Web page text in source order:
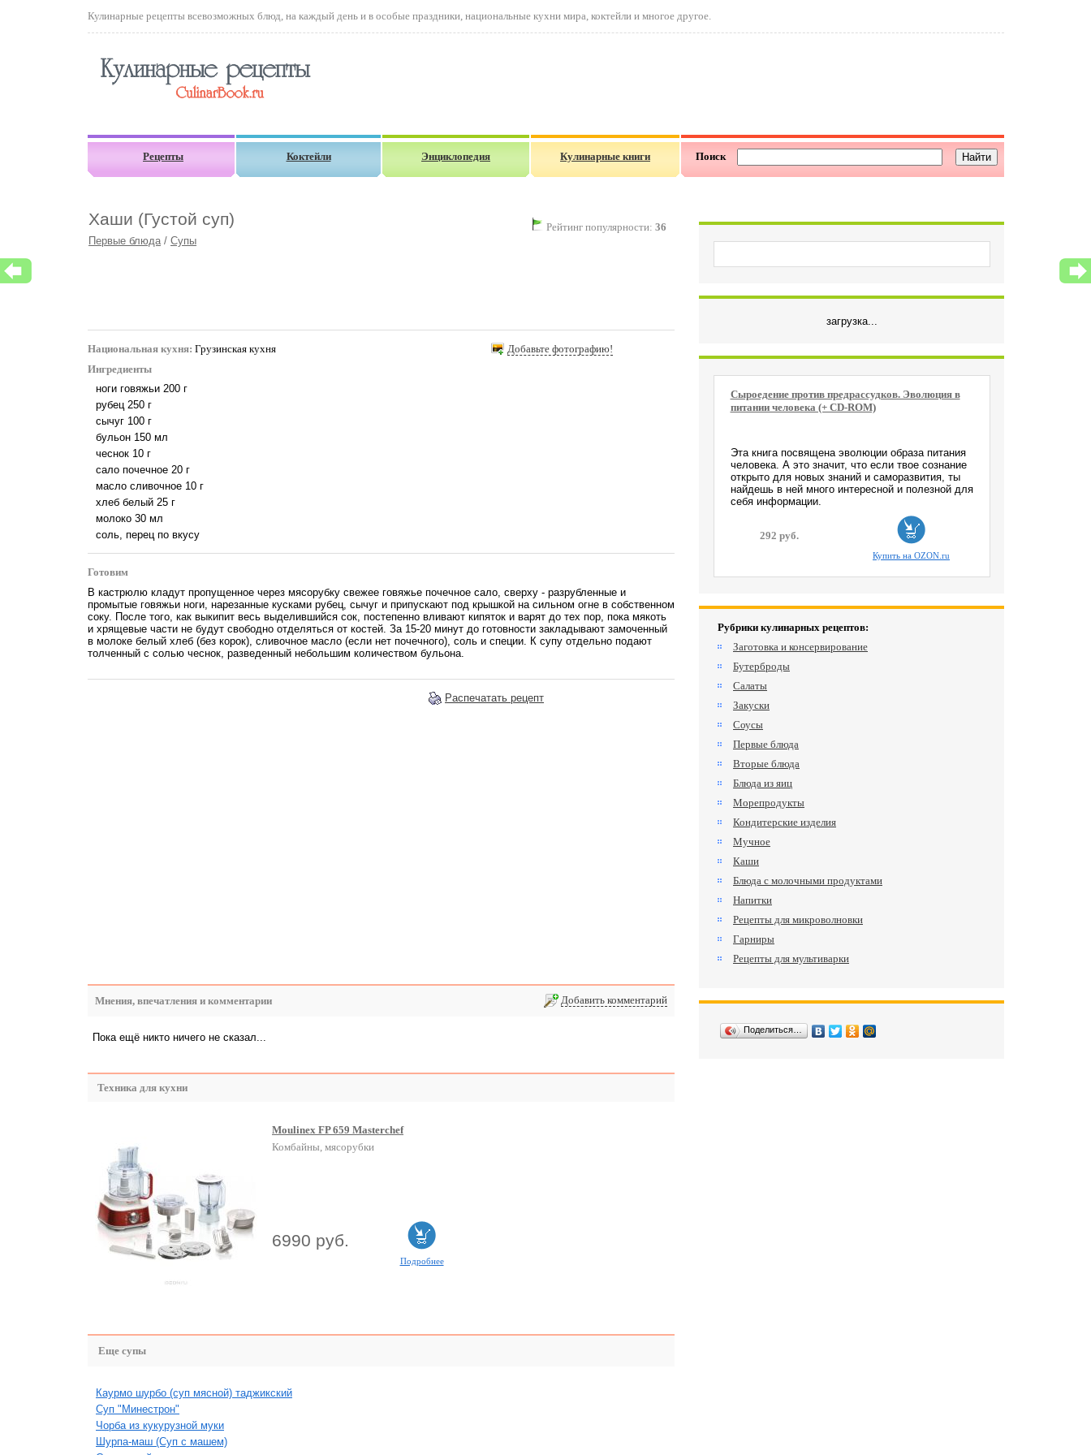
Кулинарные рецепты всевозможных блюд, на каждый день и в особые праздники, национальные кухни мира, коктейли и многое другое.
Рецепты Коктейли Энциклопедия Кулинарные книги Поиск
Хаши (Густой суп)
Первые блюда/ Супы
Рейтинг популярности: 36
Национальная кухня: Грузинская кухня
Ингредиенты
ноги говяжьи 200 г
рубец 250 г
сычуг 100 г
бульон 150 мл
чеснок 10 г
сало почечное 20 г
масло сливочное 10 г
хлеб белый 25 г
молоко 30 мл
соль, перец по вкусу
Добавьте фотографию!
Готовим
В кастрюлю кладут пропущенное через мясорубку свежее говяжье почечное сало, сверху - разрубленные и
промытые говяжьи ноги, нарезанные кусками рубец, сычуг и припускают под крышкой на сильном огне в собственном
соку. После того, как выкипит весь выделившийся сок, постепенно вливают кипяток и варят до тех пор, пока мякоть
и хрящевые части не будут свободно отделяться от костей. За 15-20 минут до готовности закладывают замоченный
в молоке белый хлеб (без корок), сливочное масло (если нет почечного), соль и специи. К супу отдельно подают
толченный с солью чеснок, разведенный небольшим количеством бульона.
Распечатать рецепт
Мнения, впечатления и комментарии Добавить комментарий
Пока ещё никто ничего не сказал...
Техника для кухни
Moulinex FP 659 Masterchef
Комбайны, мясорубки
6990 руб.
Подробнее
Еще супы
Каурмо шурбо (суп мясной) таджикский
Суп "Минестрон"
Чорба из кукурузной муки
Шурпа-маш (Суп с машем)
загрузка...
Сыроедение против предрассудков. Эволюция в
питании человека (+ CD-ROM)
Эта книга посвящена эволюции образа питания
человека. А это значит, что если твое сознание
открыто для новых знаний и саморазвития, ты
найдешь в ней много интересной и полезной для
себя информации.
292 руб.
Купить на OZON.ru
Рубрики кулинарных рецептов:
Заготовка и консервирование
Бутерброды
Салаты
Закуски
Соусы
Первые блюда
Вторые блюда
Блюда из яиц
Морепродукты
Кондитерские изделия
Мучное
Каши
Блюда с молочными продуктами
Напитки
Рецепты для микроволновки
Гарниры
Рецепты для мультиварки
Поделиться…